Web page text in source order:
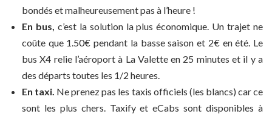
bondés et malheureusement pas à l’heure !
En bus, c’est la solution la plus économique. Un trajet ne
coûte que 1.50€ pendant la basse saison et 2€ en été. Le
bus X4 relie l’aéroport à La Valette en 25 minutes et il y a
des départs toutes les 1/2 heures.
En taxi. Ne prenez pas les taxis officiels (les blancs) car ce
sont les plus chers. Taxify et eCabs sont disponibles à